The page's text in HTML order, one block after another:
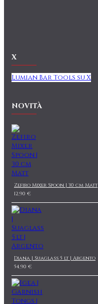
X
Lumian Bar Tools su X
NOVITÀ
Zefiro Mixer Spoon | 30 cm Matt
12,90 €
Diana | Suaglass 5 lt | Argento
54,90 €